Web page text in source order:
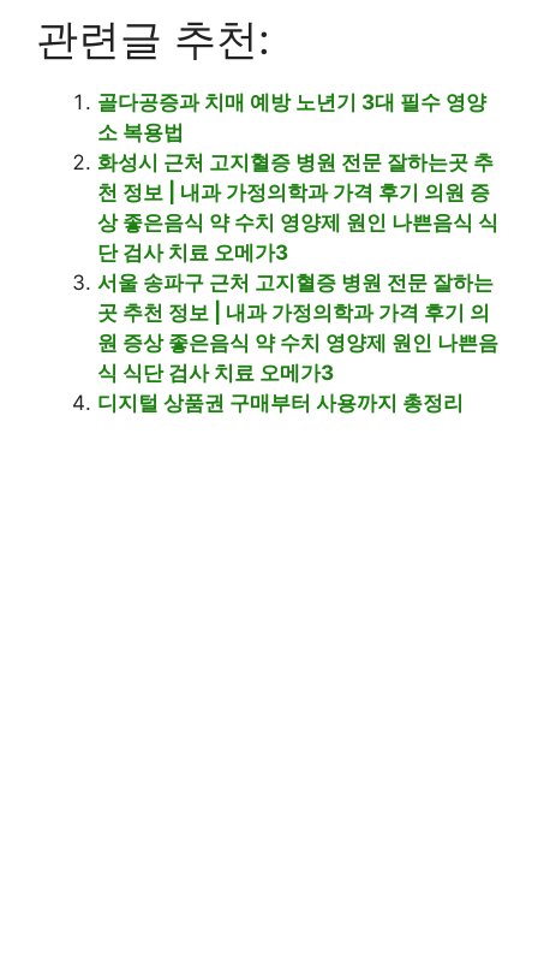
관련글 추천:
골다공증과 치매 예방 노년기 3대 필수 영양
소 복용법
화성시 근처 고지혈증 병원 전문 잘하는곳 추
천 정보 | 내과 가정의학과 가격 후기 의원 증
상 좋은음식 약 수치 영양제 원인 나쁜음식 식
단 검사 치료 오메가3
서울 송파구 근처 고지혈증 병원 전문 잘하는
곳 추천 정보 | 내과 가정의학과 가격 후기 의
원 증상 좋은음식 약 수치 영양제 원인 나쁜음
식 식단 검사 치료 오메가3
디지털 상품권 구매부터 사용까지 총정리